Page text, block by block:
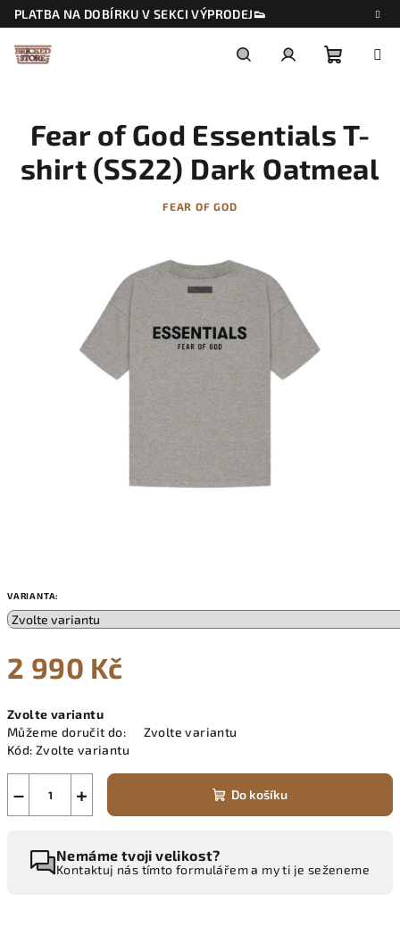
Přejít
na
obsah
PLATBA NA DOBÍRKU V SEKCI VÝPRODEJ👟
košík
VARIANTA:
2 990 Kč
cena:
Zvolte variantu
Můžeme doručit do:
Zvolte variantu
Kód: Zvolte variantu
+
− Do košíku
Nemáme tvoji velikost?
Kontaktuj nás tímto formulářem a my ti je seženeme
Fear of God Essentials T-
shirt (SS22) Dark Oatmeal
FEAR OF GOD